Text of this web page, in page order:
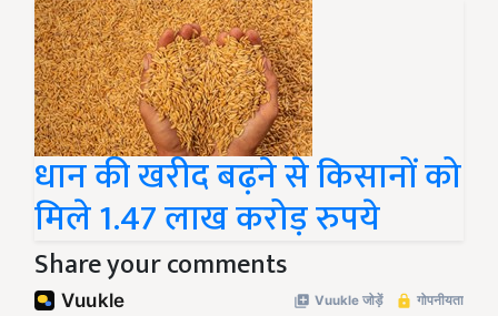
धान की खरीद बढ़ने से किसानों को
मिले 1.47 लाख करोड़ रुपये
Share your comments